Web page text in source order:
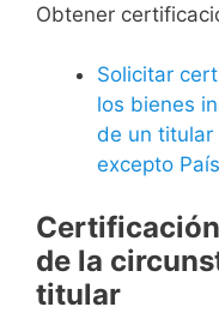
Obtener
Solicitar
los bienes
de un titular
excepto
de la
titular